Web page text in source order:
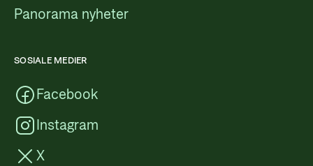
Panorama nyheter
SOSIALE MEDIER
Facebook
Instagram
X